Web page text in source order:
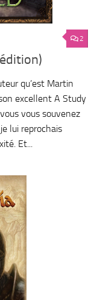
2
qu’est Martin
excellent A Study
vous souvenez
lui reprochais
Et...